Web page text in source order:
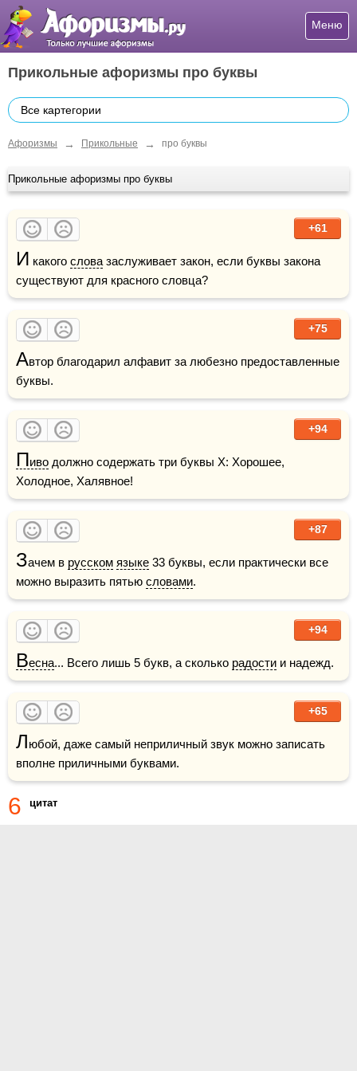
Меню
Прикольные афоризмы про буквы
Все картегории
Афоризмы → Прикольные → про буквы
Прикольные афоризмы про буквы
+61
И какого слова заслуживает закон, если буквы закона
существуют для красного словца?
+75
Автор благодарил алфавит за любезно предоставленные
буквы.
+94
Пиво должно содержать три буквы Х: Хорошее,
Холодное, Халявное!
+87
Зачем в русском языке 33 буквы, если практически все
можно выразить пятью словами.
+94
Весна... Всего лишь 5 букв, а сколько радости и надежд.
+65
Любой, даже самый неприличный звук можно записать
вполне приличными буквами.
6 цитат